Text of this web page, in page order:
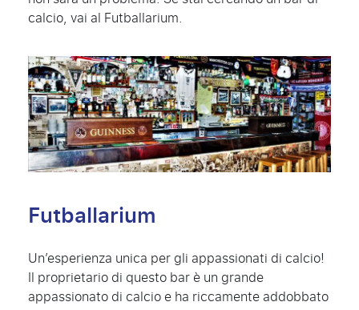
calcio, vai al Futballarium.
Futballarium
Un’esperienza unica per gli appassionati di calcio!
Il proprietario di questo bar è un grande
appassionato di calcio e ha riccamente addobbato